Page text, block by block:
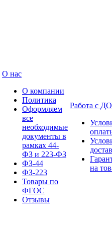
О нас
О компании
Политика
Оформляем
все
необходимые
документы в
рамках 44-
ФЗ и 223-ФЗ
ФЗ-44
ФЗ-223
Товары по
ФГОС
Отзывы
Работа с
на